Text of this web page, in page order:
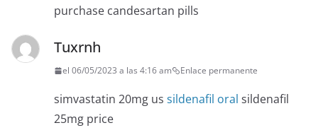
purchase candesartan pills
Tuxrnh
el 06/05/2023 a las 4:16 am Enlace permanente
simvastatin 20mg us sildenafil oral sildenafil
25mg price